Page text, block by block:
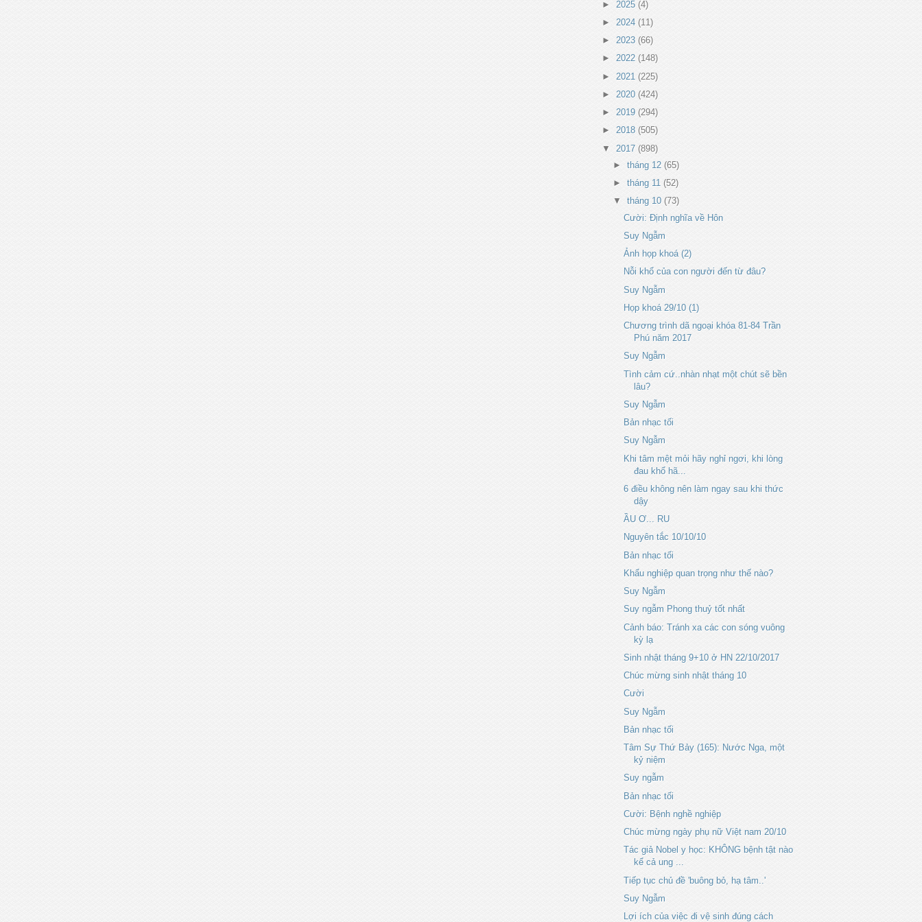
► 2025 (4)
► 2024 (11)
► 2023 (66)
► 2022 (148)
► 2021 (225)
► 2020 (424)
► 2019 (294)
► 2018 (505)
▼ 2017 (898)
► tháng 12 (65)
► tháng 11 (52)
▼ tháng 10 (73)
Cười: Định nghĩa về Hôn
Suy Ngẫm
Ảnh họp khoá (2)
Nỗi khổ của con người đến từ đâu?
Suy Ngẫm
Họp khoá 29/10 (1)
Chương trình dã ngoại khóa 81-84 Trần
Phú năm 2017
Suy Ngẫm
Tình cảm cứ..nhàn nhạt một chút sẽ bền
lâu?
Suy Ngẫm
Bản nhạc tối
Suy Ngẫm
Khi tâm mệt mỏi hãy nghỉ ngơi, khi lòng
đau khổ hã...
6 điều không nên làm ngay sau khi thức
dậy
ẦU Ơ... RU
Nguyên tắc 10/10/10
Bản nhạc tối
Khẩu nghiệp quan trọng như thế nào?
Suy Ngẫm
Suy ngẫm Phong thuỷ tốt nhất
Cảnh báo: Tránh xa các con sóng vuông
kỳ lạ
Sinh nhật tháng 9+10 ở HN 22/10/2017
Chúc mừng sinh nhật tháng 10
Cười
Suy Ngẫm
Bản nhạc tối
Tâm Sự Thứ Bảy (165): Nước Nga, một
kỷ niệm
Suy ngẫm
Bản nhạc tối
Cười: Bệnh nghề nghiệp
Chúc mừng ngày phụ nữ Việt nam 20/10
Tác giả Nobel y học: KHÔNG bệnh tật nào
kể cả ung ...
Tiếp tục chủ đề 'buông bỏ, hạ tâm..'
Suy Ngẫm
Lợi ích của việc đi vệ sinh đúng cách